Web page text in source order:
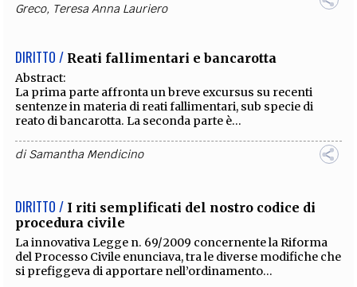
Greco, Teresa Anna Lauriero
DIRITTO / Reati fallimentari e bancarotta
Abstract:
La prima parte affronta un breve excursus su recenti
sentenze in materia di reati fallimentari, sub specie di
reato di bancarotta. La seconda parte è...
diSamantha Mendicino
DIRITTO / I riti semplificati del nostro codice di
procedura civile
La innovativa Legge n. 69/2009 concernente la Riforma
del Processo Civile enunciava, tra le diverse modifiche che
si prefiggeva di apportare nell’ordinamento...